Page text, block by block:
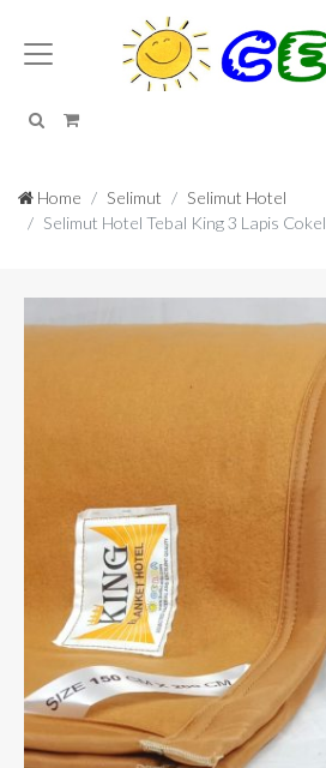
SearchCart
Home Selimut
Selimut Hotel
Selimut Hotel Tebal King 3 Lapis